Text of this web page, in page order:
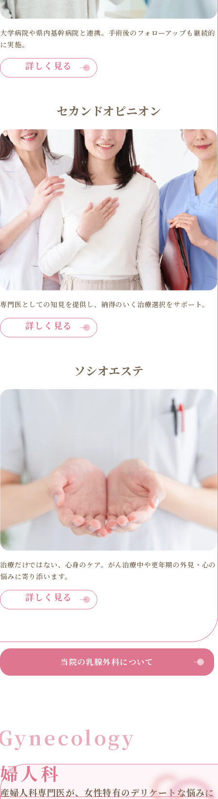
大学病院や県内基幹病院と連携。手術後のフォローアップも継続的
に実施。
詳しく見る
セカンドオピニオン
専門医としての知見を提供し、納得のいく治療選択をサポート。
詳しく見る
ソシオエステ
治療だけではない、心身のケア。がん治療中や更年期の外見・心の
悩みに寄り添います。
詳しく見る
当院の乳腺外科について
婦人科
産婦人科専門医が、女性特有のデリケートな悩みに